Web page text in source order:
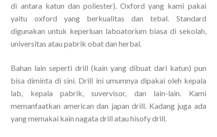
di antara katun dan poliester). Oxford yang kami pakai
yaitu oxford yang berkualitas dan tebal. Standard
digunakan untuk keperluan laboatorium biasa di sekolah,
universitas atau pabrik obat dan herbal.
Bahan lain seperti drill (kain yang dibuat dari katun) pun
bisa diminta di sini. Drill ini umumnya dipakai oleh kepala
lab, kepala pabrik, suvervisor, dan lain-lain. Kami
memanfaatkan american dan japan drill. Kadang juga ada
yang memakai kain nagata drill atau hisofy drill.